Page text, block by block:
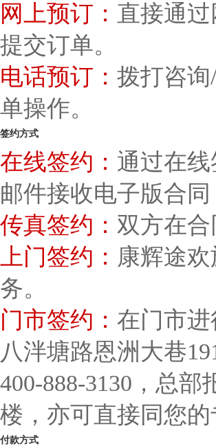
网上预订： 直接通
提交订单。
电话预订： 拨打咨
单操作。
签约方式
在线签约： 通过在
邮件接收电子版合
传真签约： 双方在
上门签约： 康辉途
务。
门市签约： 在门市
八泮塘路恩洲大巷
400-888-3130，总
楼，亦可直接同您
付款方式